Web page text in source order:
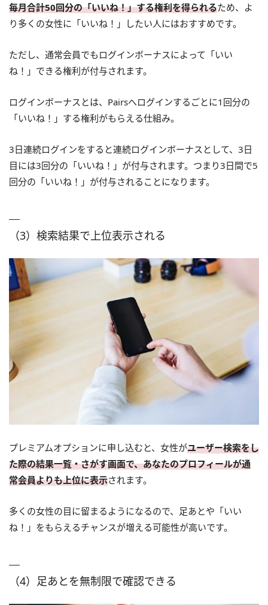
毎月合計50回分の「いいね！」する権利を得られるため、よ
り多くの女性に「いいね！」したい人にはおすすめです。
ただし、通常会員でもログインボーナスによって「いい
ね！」できる権利が付与されます。
ログインボーナスとは、Pairsへログインするごとに1回分の
「いいね！」する権利がもらえる仕組み。
3日連続ログインをすると連続ログインボーナスとして、3日
目には3回分の「いいね！」が付与されます。つまり3日間で5
回分の「いいね！」が付与されることになります。
（3）検索結果で上位表示される
プレミアムオプションに申し込むと、女性がユーザー検索をし
た際の結果一覧・さがす画面で、あなたのプロフィールが通
常会員よりも上位に表示されます。
多くの女性の目に留まるようになるので、足あとや「いい
ね！」をもらえるチャンスが増える可能性が高いです。
（4）足あとを無制限で確認できる